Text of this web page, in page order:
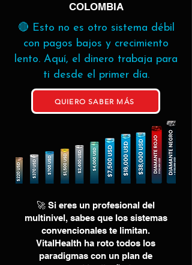
COLOMBIA
🔴 Esto no es otro sistema débil
con pagos bajos y crecimiento
lento. Aquí, el dinero trabaja para
ti desde el primer día.
QUIERO SABER MÁS
🚀 Si eres un profesional del
multinivel, sabes que los sistemas
convencionales te limitan.
VitalHealth ha roto todos los
paradigmas con un plan de